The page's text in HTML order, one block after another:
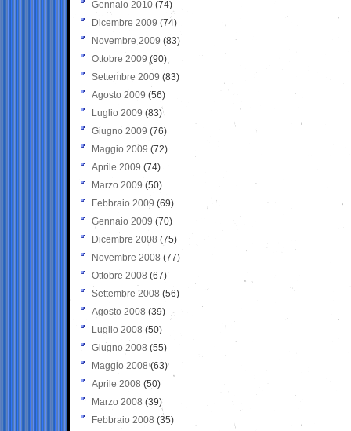
Gennaio 2010 (74)
Dicembre 2009 (74)
Novembre 2009 (83)
Ottobre 2009 (90)
Settembre 2009 (83)
Agosto 2009 (56)
Luglio 2009 (83)
Giugno 2009 (76)
Maggio 2009 (72)
Aprile 2009 (74)
Marzo 2009 (50)
Febbraio 2009 (69)
Gennaio 2009 (70)
Dicembre 2008 (75)
Novembre 2008 (77)
Ottobre 2008 (67)
Settembre 2008 (56)
Agosto 2008 (39)
Luglio 2008 (50)
Giugno 2008 (55)
Maggio 2008(63)
Aprile 2008 (50)
Marzo 2008 (39)
Febbraio 2008 (35)